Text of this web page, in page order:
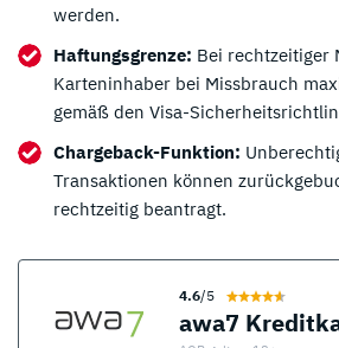
werden.
Haftungsgrenze: Bei rechtzeitiger
Karteninhaber bei Missbrauch
gemäß den Visa-
Chargeback-Funktion:
Transaktionen können
rechtzeitig beantragt.
4.6/5
awa7
Zum